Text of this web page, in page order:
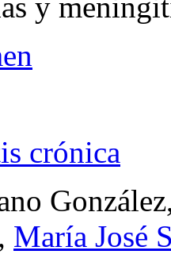
crónica
, María José